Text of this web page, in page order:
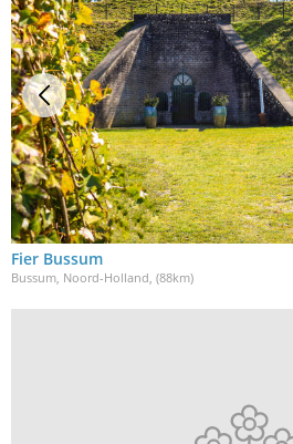
Fier Bussum
Bussum, Noord-Holland, (88km)